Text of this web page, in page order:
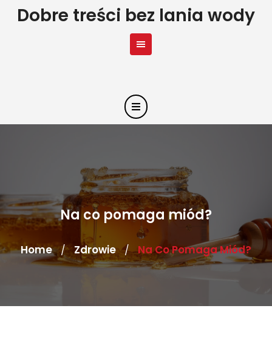
SkipDobre treści bez lania wody
Na co pomaga miód?
Home / Zdrowie / Na Co Pomaga Miód?